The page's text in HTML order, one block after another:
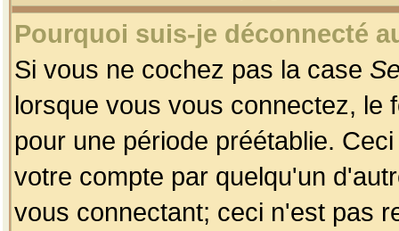
Pourquoi suis-je déconnecté
Si vous ne cochez pas la case
lorsque vous vous connectez, le
pour une période préétablie.
votre compte par quelqu'un
vous connectant; ceci n'est pas